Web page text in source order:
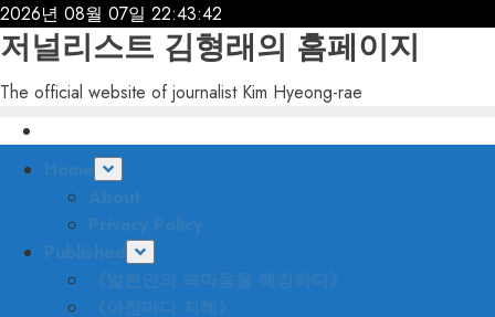
Skip
to
content
2026년 08월 07일 22:43:44
저널리스트 김형래의 홈페이지
The official website of journalist Kim Hyeong-rae
Primary